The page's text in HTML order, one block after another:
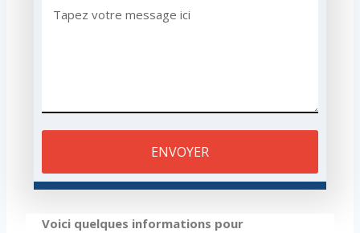
ENVOYER
Voici quelques informations pour